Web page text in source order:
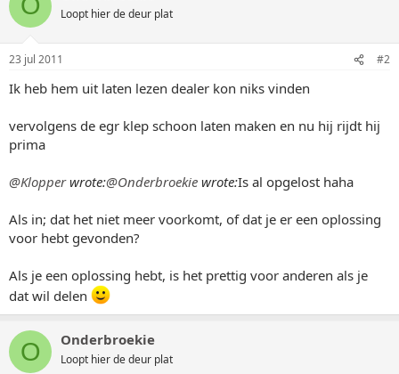
Loopt hier de deur plat
23 jul 2011 #2
Ik heb hem uit laten lezen dealer kon niks vinden
vervolgens de egr klep schoon laten maken en nu hij rijdt hij
prima
@Klopperwrote:@Onderbroekie wrote:Is al opgelost haha
Als in; dat het niet meer voorkomt, of dat je er een oplossing
voor hebt gevonden?
Als je een oplossing hebt, is het prettig voor anderen als je
dat wil delen
O Onderbroekie
Loopt hier de deur plat